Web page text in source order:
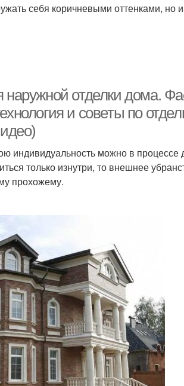
себя коричневыми оттенками, но
наружной отделки дома.
и советы по
индивидуальность можно в процессе
только изнутри, то внешнее
прохожему.